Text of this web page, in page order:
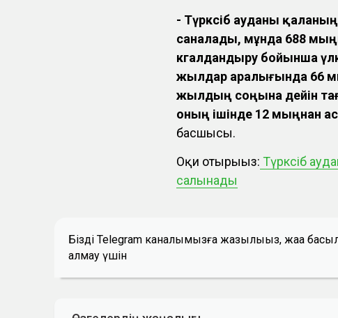
- Түрксіб ауданы
саналады, мұнда 688
көгалдандыру бойынша
жылдар аралығында 66
жылдың соңына дейін
оның ішінде 12 мыңнан
басшысы.
Оқи отырыңыз: Түрксіб
салынады
Біздің Telegram каналымызға жазылыңыз, жаңа
алмау үшін